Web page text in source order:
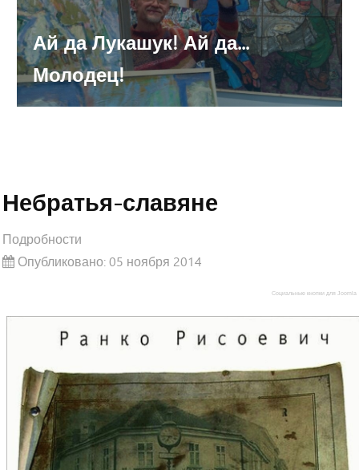
В Самаре автобус насмерть сбил пенсионера
В колонии строго режима произошёл пожар
Ай да Лукашук! Ай да...
Молодец!
Небратья-славяне
Подробности
Опубликовано: 05 ноября 2014
Социальные кнопки для Joomla